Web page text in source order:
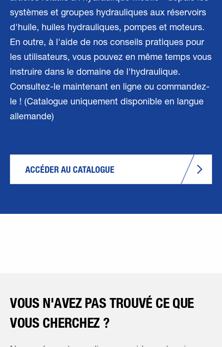
systèmes et groupes hydrauliques aux réservoirs
d'huile, huiles hydrauliques, pompes et moteurs.
En outre, à l'aide de nos conseils pratiques pour
les utilisateurs, vous pouvez en même temps vous
instruire dans le domaine de l'hydraulique.
Consultez-le maintenant en ligne ou commandez-
le ! (Catalogue uniquement disponible en langue
allemande)
ACCÉDER AU CATALOGUE
VOUS N'AVEZ PAS TROUVÉ CE QUE
VOUS CHERCHEZ ?